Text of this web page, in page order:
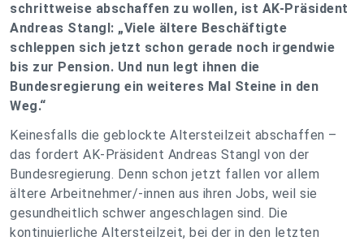
schrittweise abschaffen zu wollen, ist AK-Präsident
Andreas Stangl: „Viele ältere Beschäftigte
schleppen sich jetzt schon gerade noch irgendwie
bis zur Pension. Und nun legt ihnen die
Bundesregierung ein weiteres Mal Steine in den
Weg.“
Keinesfalls die geblockte Altersteilzeit abschaffen –
das fordert AK-Präsident Andreas Stangl von der
Bundesregierung. Denn schon jetzt fallen vor allem
ältere Arbeitnehmer/-innen aus ihren Jobs, weil sie
gesundheitlich schwer angeschlagen sind. Die
kontinuierliche Altersteilzeit, bei der in den letzten